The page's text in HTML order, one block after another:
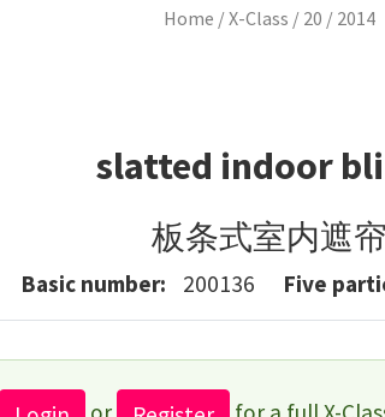
Home X-Class 20 2014
slatted indoor
板条式室内遮帘
Basic number 200136 Five